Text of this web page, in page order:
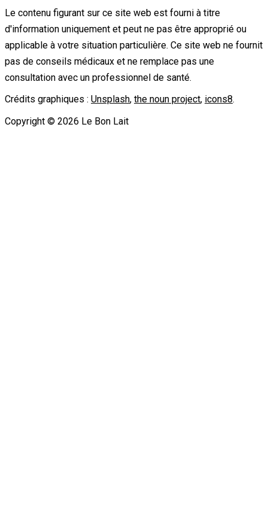
Le contenu figurant sur ce site web est fourni à titre
d'information uniquement et peut ne pas être approprié ou
applicable à votre situation particulière. Ce site web ne fournit
pas de conseils médicaux et ne remplace pas une
consultation avec un professionnel de santé.
Crédits graphiques : Unsplash, the noun project, icons8.
Copyright © 2026 Le Bon Lait